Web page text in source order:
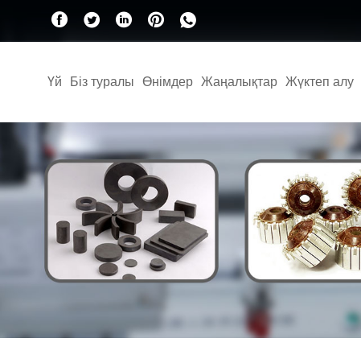
Үй Біз туралы Өнімдер Жаңалықтар Жүктеп алу